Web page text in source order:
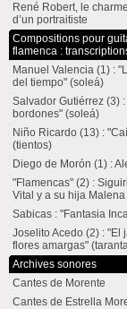
René Robert, le
d’un portraitiste
Compositions pour
flamenca :
Manuel Valencia (1) :
del tiempo" (soleá)
Salvador Gutiérrez (3) :
bordones" (soleá)
Niño Ricardo (13) :
(tientos)
Diego de Morón (1) :
"Flamencas" (2) :
Vital y a su hija Malena
Sabicas : "Fantasia
Joselito Acedo (2) : "El
flores amargas"
Archives sonores
Cantes de Morente
Cantes de Estrella